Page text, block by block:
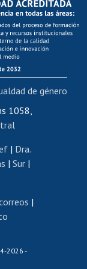
títulos
1058,
| Dra.
| Sur |
|
2026 -
de género